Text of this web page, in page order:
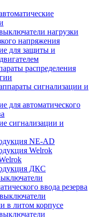
нагрузки
напряжения
для защиты и
распределения
сигнализации и
для автоматического
сигнализации и
NE-AD
Welrok
ДКС
ввода резерва
в литом корпусе